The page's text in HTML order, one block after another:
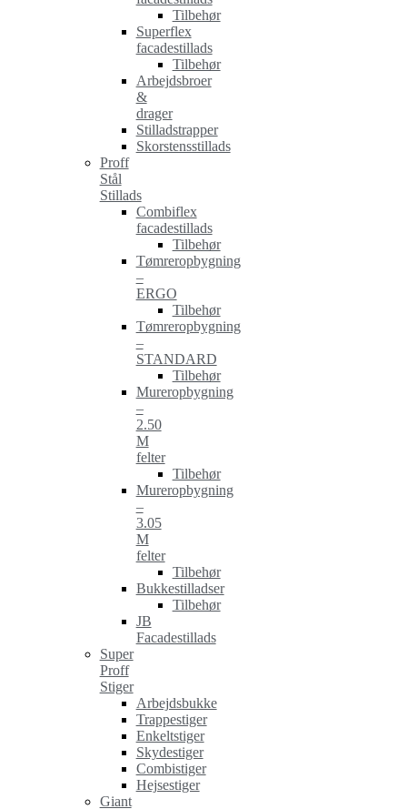
Tilbehør
Superflex
facadestillads
Tilbehør
Arbejdsbroer
&
drager
Stilladstrapper
Skorstensstillads
Proff
Stål
Stillads
Combiflex
facadestillads
Tilbehør
Tømreropbygning
–
ERGO
Tilbehør
Tømreropbygning
–
STANDARD
Tilbehør
Mureropbygning
–
2.50
M
felter
Tilbehør
Mureropbygning
–
3.05
M
felter
Tilbehør
Bukkestilladser
Tilbehør
JB
Facadestillads
Super
Proff
Stiger
Arbejdsbukke
Trappestiger
Enkeltstiger
Skydestiger
Combistiger
Hejsestiger
Giant